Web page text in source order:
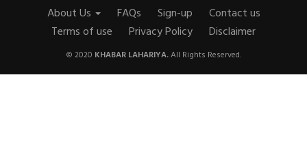
About Us FAQs Sign-up
Contact us
Terms of use
Privacy Policy Disclaimer
© 2020 KHABAR LAHARIYA.All Rights Reserved.